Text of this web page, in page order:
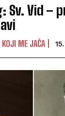
Sv. Vid –
ME JAČA